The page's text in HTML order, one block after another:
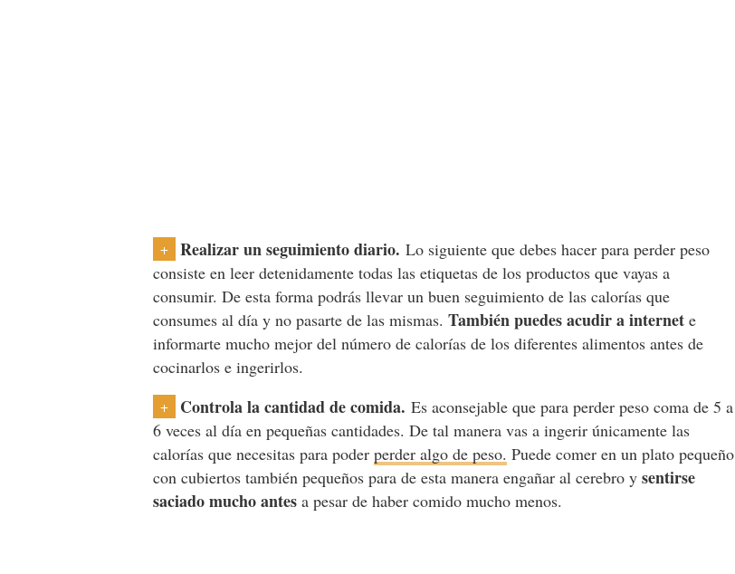
+ Realizar un seguimiento diario.Lo siguiente que debes hacer para perder peso
consiste en leer detenidamente todas las etiquetas de los productos que vayas a
consumir. De esta forma podrás llevar un buen seguimiento de las calorías que
consumes al día y no pasarte de las mismas.También puedes acudir a internet e
informarte mucho mejor del número de calorías de los diferentes alimentos antes de
cocinarlos e ingerirlos.
+ Controla la cantidad de comida.Es aconsejable que para perder peso coma de 5 a
6 veces al día en pequeñas cantidades. De tal manera vas a ingerir únicamente las
calorías que necesitas para poderperder algo de peso. Puede comer en un plato pequeño
con cubiertos también pequeños para de esta manera engañar al cerebro ysentirse
saciado mucho antes a pesar de haber comido mucho menos.